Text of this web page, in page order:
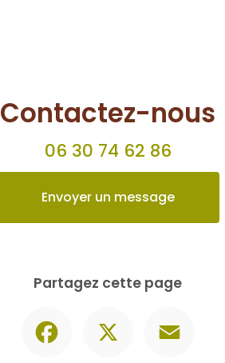
Contactez-nous
06 30 74 62 86
Envoyer un message
Partagez cette page